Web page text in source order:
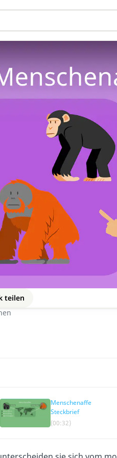
teilen
Menschenaffe
Steckbrief
(00:32)